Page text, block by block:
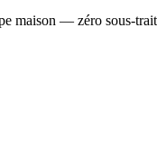
maison — zéro sous-